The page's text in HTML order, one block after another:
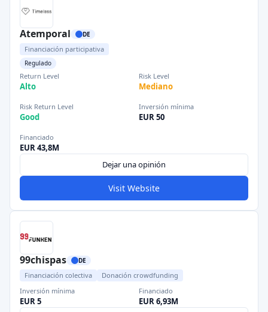
Atemporal DE
Financiación participativa
Regulado
Return Level
Alto
Risk Level
Mediano
Risk Return Level
Good
Inversión mínima
EUR 50
Financiado
EUR 43,8M
Dejar una opinión
Visit Website
99chispas DE
Financiación colectiva
Donación crowdfunding
Inversión mínima
EUR 5
Financiado
EUR 6,93M